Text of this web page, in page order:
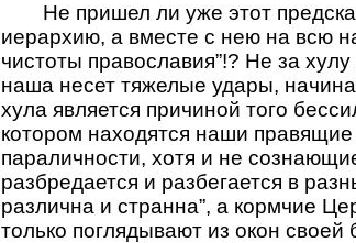
Не пришел ли уже этот
иерархию, а вместе с нею на всю
чистоты православия”!? Не за
наша несет тяжелые удары,
хула является причиной того
котором находятся наши
параличности, хотя и не
разбредается и разбегается в
различна и странна”, а кормчие
только поглядывают из окон